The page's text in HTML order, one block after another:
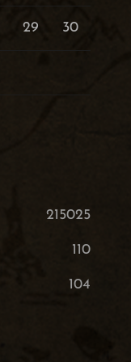
29 30
215025
110
104